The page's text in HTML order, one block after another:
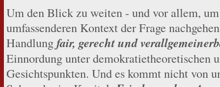
Um den Blick zu weiten - und vor allem,
umfassenderen Kontext der Frage
Handlungfair, gerecht und
Einnordung unter demokratietheoretischen
Gesichtspunkten. Und es kommt nicht von